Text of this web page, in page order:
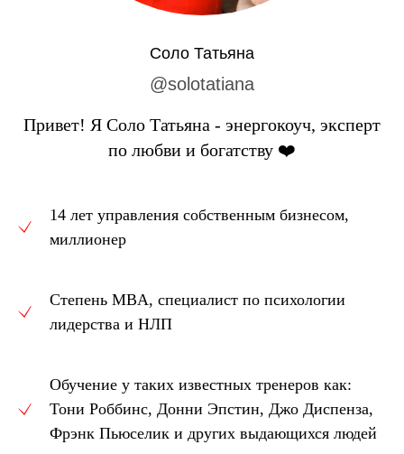
Соло Татьяна
@solotatiana
Привет! Я Соло Татьяна - энергокоуч, эксперт
по любви и богатству ❤️
14 лет управления собственным бизнесом,
миллионер
Степень MBA, специалист по психологии
лидерства и НЛП
Обучение у таких известных тренеров как:
Тони Роббинс, Донни Эпстин, Джо Диспенза,
Фрэнк Пьюселик и других выдающихся людей